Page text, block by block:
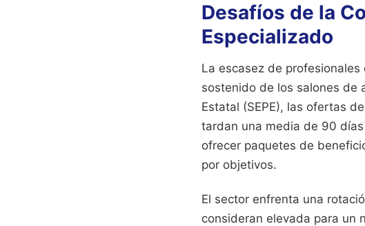
Desafíos de la
Especializado
La escasez de
sostenido de los salones de
Estatal (SEPE), las ofertas
tardan una media de 90
ofrecer paquetes de
por objetivos.
El sector enfrenta una
consideran elevada para un